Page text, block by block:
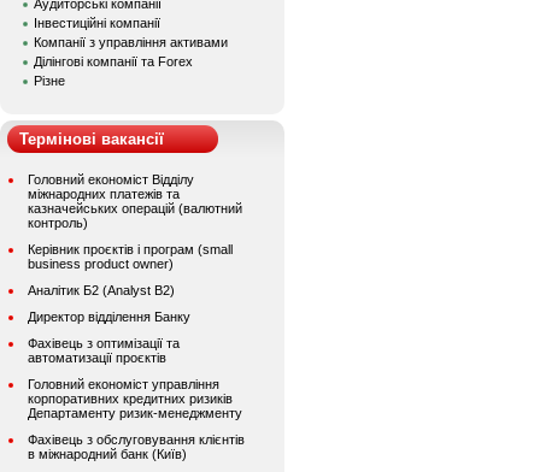
Аудиторські компанії
Інвестиційні компанії
Компанії з управління активами
Ділінгові компанії та Forex
Різне
Термінові вакансії
Головний економіст Відділу
міжнародних платежів та
казначейських операцій (валютний
контроль)
Керівник проєктів і програм (small
business product owner)
Аналітик Б2 (Analyst B2)
Директор відділення Банку
Фахівець з оптимізації та
автоматизації проєктів
Головний економіст управління
корпоративних кредитних ризиків
Департаменту ризик-менеджменту
Фахівець з обслуговування клієнтів
в міжнародний банк (Київ)